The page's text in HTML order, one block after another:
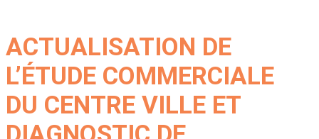
ACTUALISATION DE
L’ÉTUDE COMMERCIALE
DU CENTRE VILLE ET